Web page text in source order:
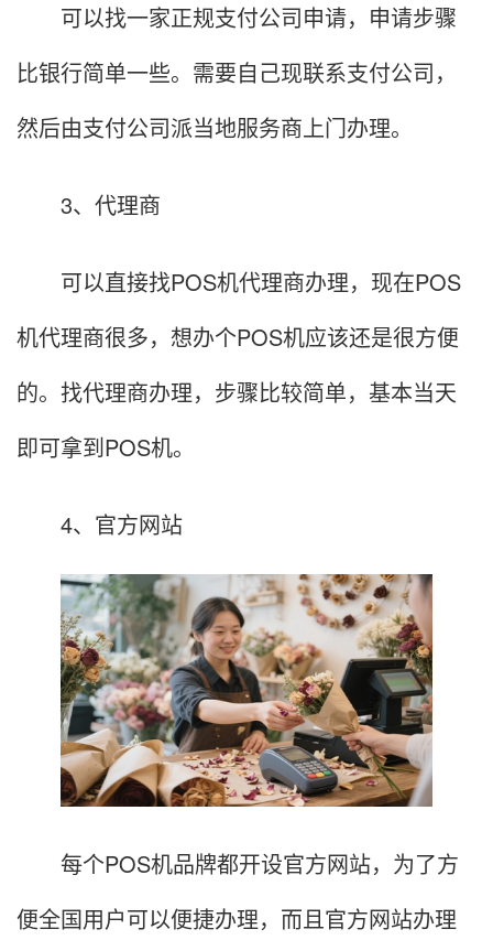
可以找一家正规支付公司申请，申请步骤
比银行简单一些。需要自己现联系支付公司，
然后由支付公司派当地服务商上门办理。
3、代理商
可以直接找POS机代理商办理，现在POS
机代理商很多，想办个POS机应该还是很方便
的。找代理商办理，步骤比较简单，基本当天
即可拿到POS机。
4、官方网站
每个POS机品牌都开设官方网站，为了方
便全国用户可以便捷办理，而且官方网站办理